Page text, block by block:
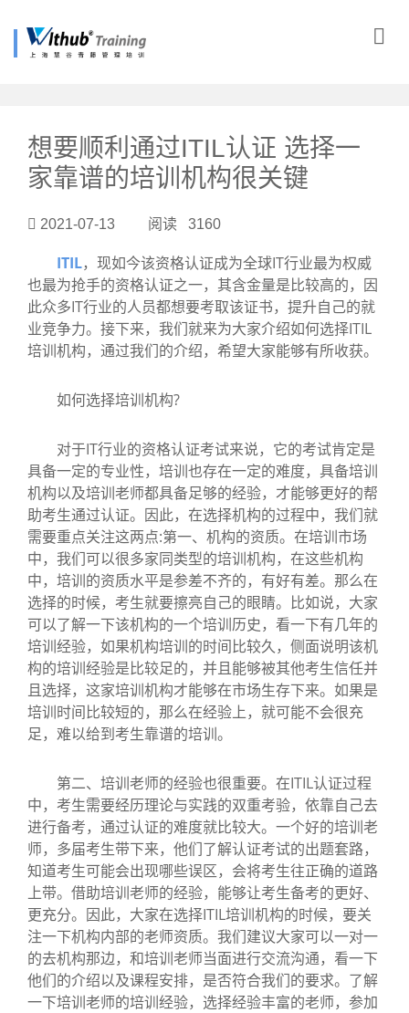
想要顺利通过ITIL认证 选择一
家靠谱的培训机构很关键
2021-07-13 阅读 3160
ITIL，现如今该资格认证成为全球IT行业最为权威
也最为抢手的资格认证之一，其含金量是比较高的，因
此众多IT行业的人员都想要考取该证书，提升自己的就
业竞争力。接下来，我们就来为大家介绍如何选择ITIL
培训机构，通过我们的介绍，希望大家能够有所收获。
如何选择培训机构?
对于IT行业的资格认证考试来说，它的考试肯定是
具备一定的专业性，培训也存在一定的难度，具备培训
机构以及培训老师都具备足够的经验，才能够更好的帮
助考生通过认证。因此，在选择机构的过程中，我们就
需要重点关注这两点:第一、机构的资质。在培训市场
中，我们可以很多家同类型的培训机构，在这些机构
中，培训的资质水平是参差不齐的，有好有差。那么在
选择的时候，考生就要擦亮自己的眼睛。比如说，大家
可以了解一下该机构的一个培训历史，看一下有几年的
培训经验，如果机构培训的时间比较久，侧面说明该机
构的培训经验是比较足的，并且能够被其他考生信任并
且选择，这家培训机构才能够在市场生存下来。如果是
培训时间比较短的，那么在经验上，就可能不会很充
足，难以给到考生靠谱的培训。
第二、培训老师的经验也很重要。在ITIL认证过程
中，考生需要经历理论与实践的双重考验，依靠自己去
进行备考，通过认证的难度就比较大。一个好的培训老
师，多届考生带下来，他们了解认证考试的出题套路，
知道考生可能会出现哪些误区，会将考生往正确的道路
上带。借助培训老师的经验，能够让考生备考的更好、
更充分。因此，大家在选择ITIL培训机构的时候，要关
注一下机构内部的老师资质。我们建议大家可以一对一
的去机构那边，和培训老师当面进行交流沟通，看一下
他们的介绍以及课程安排，是否符合我们的要求。了解
一下培训老师的培训经验，选择经验丰富的老师，参加